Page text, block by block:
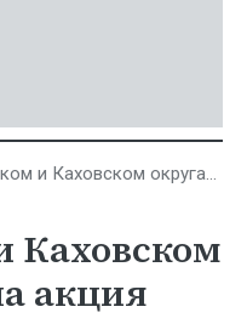
округах прошла акция «Окна России»
Каховском
акция